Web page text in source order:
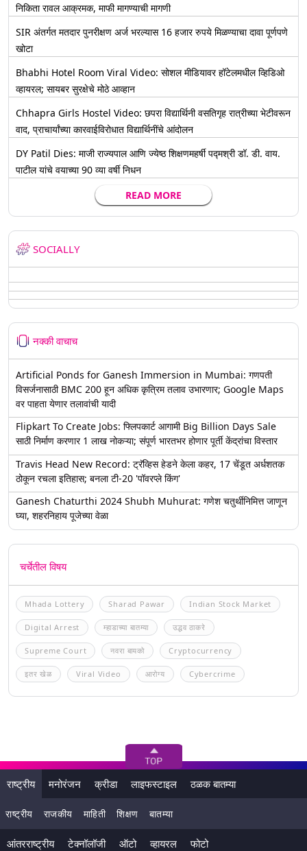
निकिता रावल आक्रमक, माफी मागण्याची मागणी
SIR अंतर्गत मतदार पुनरीक्षण अर्ज भरल्यास 16 हजार रुपये मिळण्याचा दावा पूर्णपणे
खोटा
Bhabhi Hotel Room Viral Video: सोशल मीडियावर हॉटेलमधील व्हिडिओ
व्हायरल; सायबर सुरक्षेचे मोठे आव्हान
Chhapra Girls Hostel Video: छपरा विद्यार्थिनी वसतिगृह रात्रीच्या भेटीवरून
वाद, प्राचार्यांच्या कारवाईविरोधात विद्यार्थिनींचे आंदोलन
DY Patil Dies: माजी राज्यपाल आणि ज्येष्ठ शिक्षणमहर्षी पद्मश्री डॉ. डी. वाय.
पाटील यांचे वयाच्या 90 व्या वर्षी निधन
READ MORE
SOCIALLY
नक्की वाचाच
Artificial Ponds for Ganesh Immersion in Mumbai: गणपती
विसर्जनासाठी BMC 200 हून अधिक कृत्रिम तलाव उभारणार; Google Maps
वर पाहता येणार तलावांची यादी
Flipkart To Create Jobs: फ्लिपकार्ट आगामी Big Billion Days Sale
साठी निर्माण करणार 1 लाख नोकऱ्या; संपूर्ण भारतभर होणार पूर्ती केंद्रांचा विस्तार
Travis Head New Record: ट्रॅव्हिस हेडने केला कहर, 17 चेंडूत अर्धशतक
ठोकून रचला इतिहास; बनला टी-20 'पॉवरप्ले किंग'
Ganesh Chaturthi 2024 Shubh Muhurat: गणेश चतुर्थीनिमित्त जाणून
घ्या, शहरनिहाय पूजेच्या वेळा
चर्चेतील विषय
Mhada Lottery Sharad Pawar Indian Stock Market
Digital Arrest म्हाडाच्या बातम्या उद्धव ठाकरे
Supreme Court नवरा बायको Cryptocurrency
इतर खेळ Viral Video आरोग्य Cybercrime
राष्ट्रीय मनोरंजन क्रीडा लाइफस्टाइल ठळक बातम्या
राष्ट्रीय राजकीय माहिती शिक्षण बातम्या
आंतरराष्ट्रीय टेक्नॉलॉजी ऑटो व्हायरल फोटो